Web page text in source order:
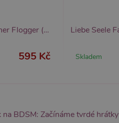
Liebe Seele Fairy Goat Leather Flogger (White & Pink), pastelové kožené důtky
595 Kč Skladem
na BDSM: Začínáme tvrdé